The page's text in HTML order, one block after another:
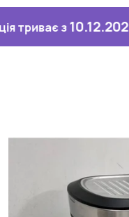
з10.12.2024по